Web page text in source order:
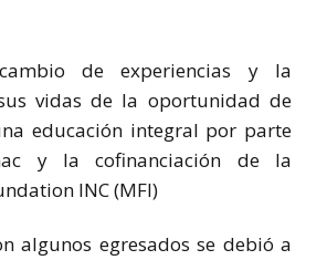
de experiencias y la
vidas de la oportunidad de
educación integral por parte
y la cofinanciación de la
INC (MFI)
algunos egresados se debió a